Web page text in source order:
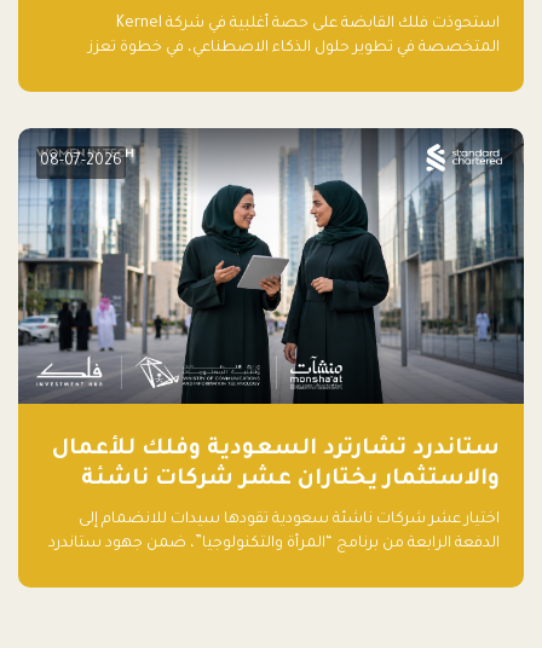
استحوذت فلك القابضة على حصة أغلبية في شركة Kernel
المتخصصة في تطوير حلول الذكاء الاصطناعي، في خطوة تعزز
المنطقة.
08-07-2026
ستاندرد تشارترد السعودية وفلك للأعمال
والاستثمار يختاران عشر شركات ناشئة
تقودها سيدات للدفعة الرابعة من برنامج
"المرأة والتكنولوجيا"
اختيار عشر شركات ناشئة سعودية تقودها سيدات للانضمام إلى
الدفعة الرابعة من برنامج “المرأة والتكنولوجيا”، ضمن جهود ستاندرد
وتعزيز منظومة الشركات الناشئة في المملكة.